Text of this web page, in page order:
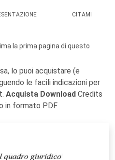
CITAMI
la prima pagina di questo
lo puoi acquistare (e
le facili indicazioni per
Acquista Download Credits
in formato PDF